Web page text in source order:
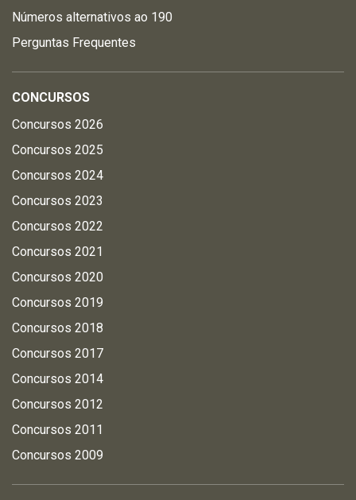
Números alternativos ao 190
Perguntas Frequentes
CONCURSOS
Concursos 2026
Concursos 2025
Concursos 2024
Concursos 2023
Concursos 2022
Concursos 2021
Concursos 2020
Concursos 2019
Concursos 2018
Concursos 2017
Concursos 2014
Concursos 2012
Concursos 2011
Concursos 2009